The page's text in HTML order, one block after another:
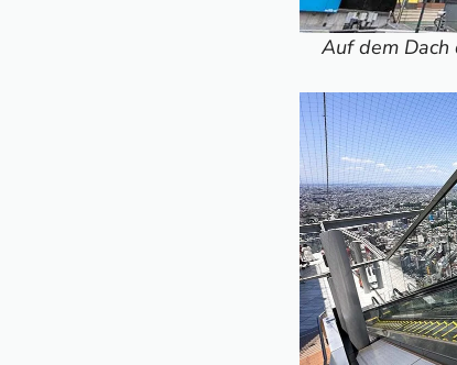
Auf dem Dach